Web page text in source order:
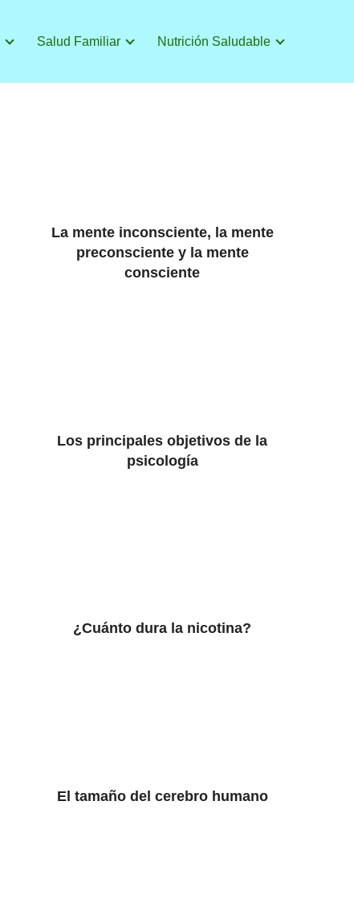
Salud Familiar Nutrición Saludable
La mente inconsciente, la mente
preconsciente y la mente
consciente
Los principales objetivos de la
psicología
¿Cuánto dura la nicotina?
El tamaño del cerebro humano